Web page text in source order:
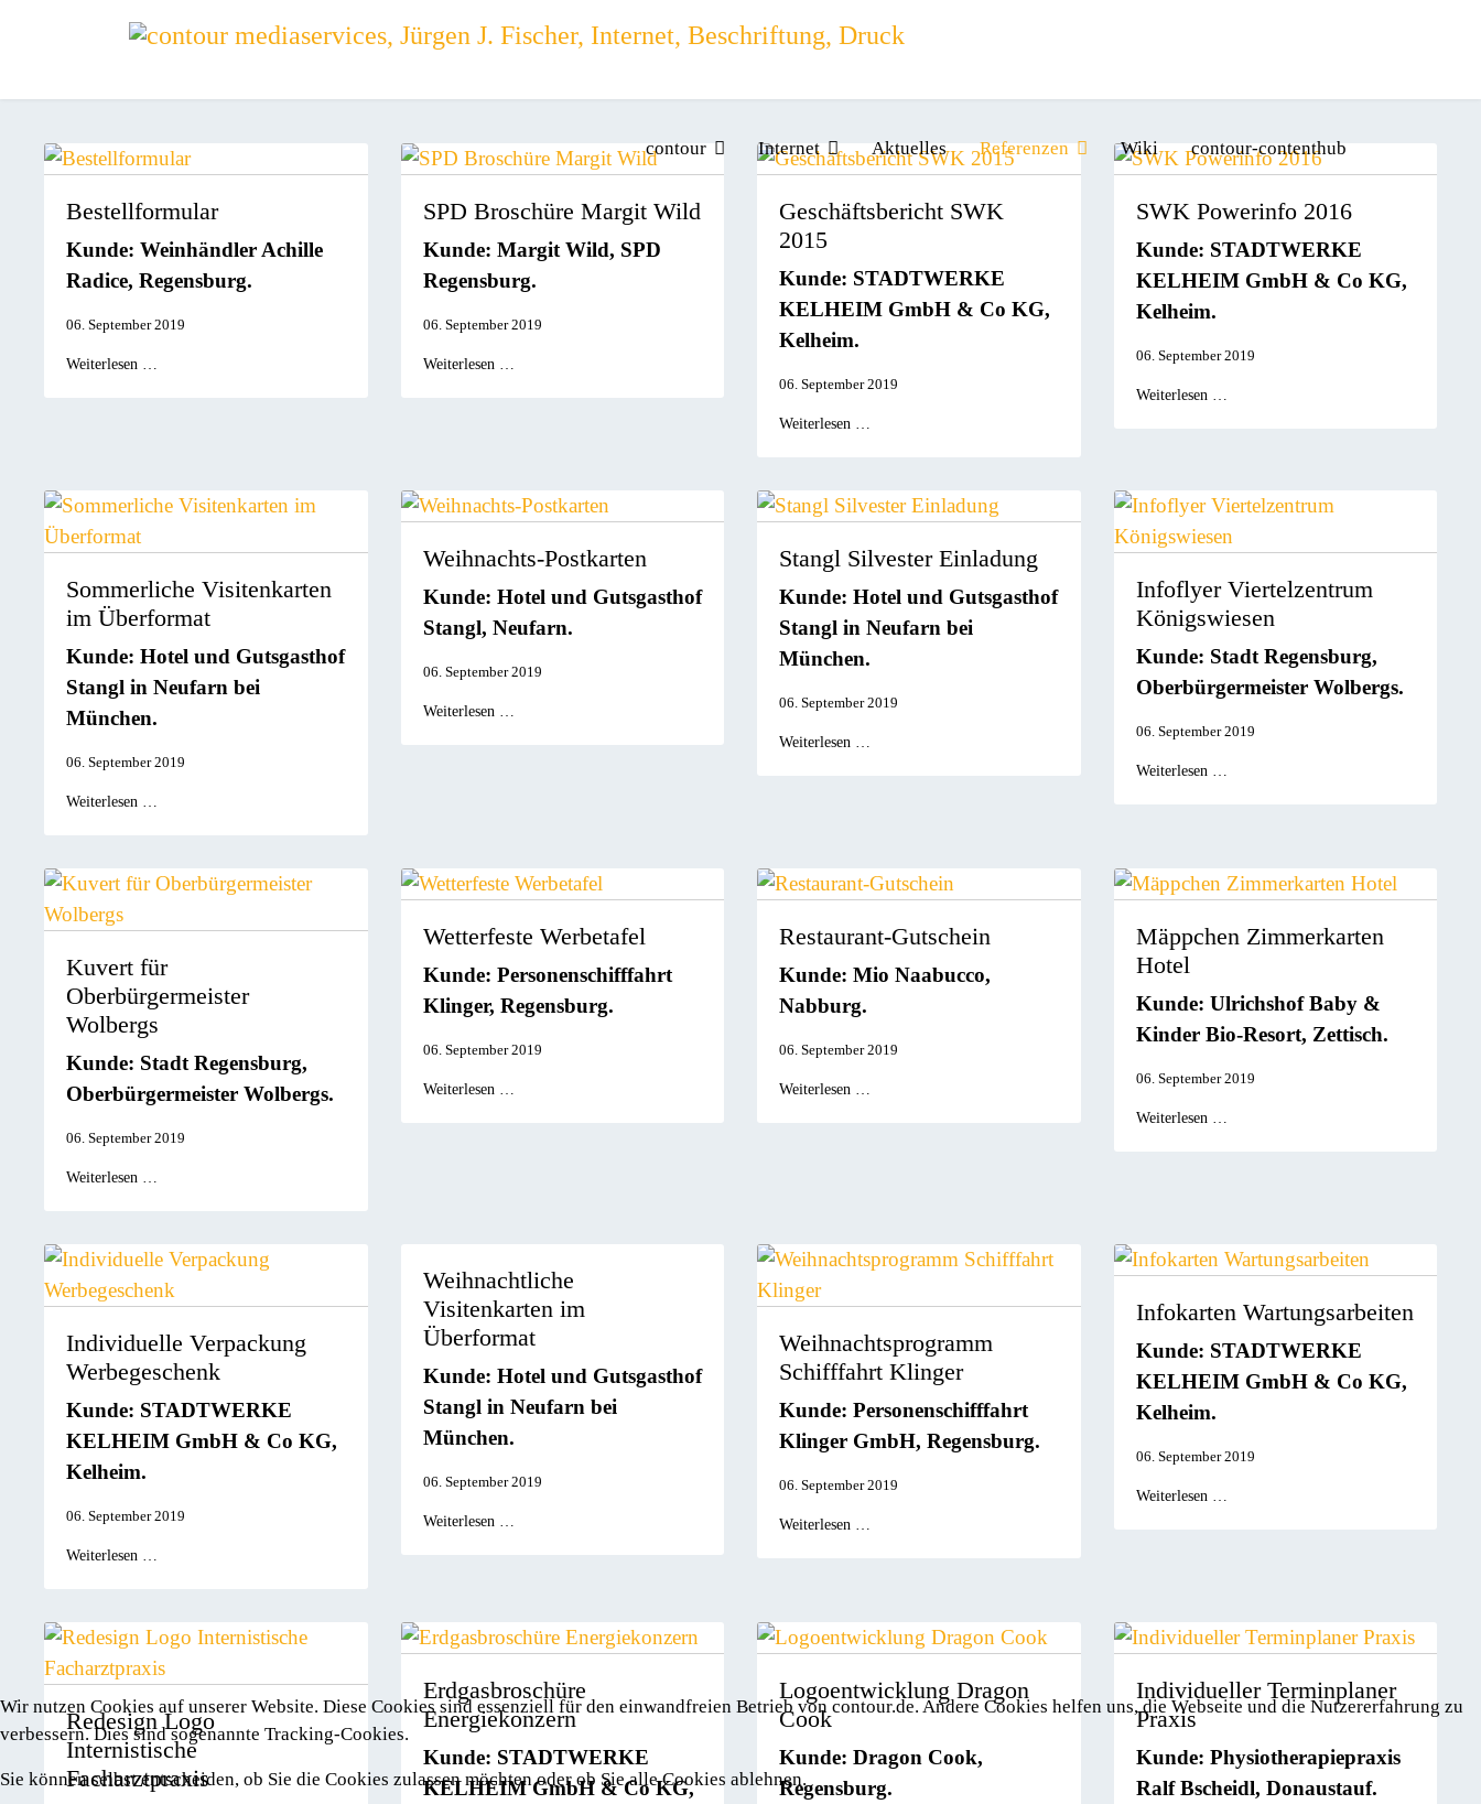
contour Internet Aktuelles Referenzen Wiki contour-contenthub
Bestellformular
Kunde: Weinhändler Achille
Radice, Regensburg.
06. September 2019
Weiterlesen …
SPD Broschüre Margit Wild
Kunde: Margit Wild, SPD
Regensburg.
06. September 2019
Weiterlesen …
Geschäftsbericht SWK
2015
Kunde: STADTWERKE
KELHEIM GmbH & Co KG,
Kelheim.
06. September 2019
Weiterlesen …
SWK Powerinfo 2016
Kunde: STADTWERKE
KELHEIM GmbH & Co KG,
Kelheim.
06. September 2019
Weiterlesen …
Sommerliche Visitenkarten
im Überformat
Kunde: Hotel und Gutsgasthof
Stangl in Neufarn bei
München.
06. September 2019
Weiterlesen …
Weihnachts-Postkarten
Kunde: Hotel und Gutsgasthof
Stangl, Neufarn.
06. September 2019
Weiterlesen …
Stangl Silvester Einladung
Kunde: Hotel und Gutsgasthof
Stangl in Neufarn bei
München.
06. September 2019
Weiterlesen …
Infoflyer Viertelzentrum
Königswiesen
Kunde: Stadt Regensburg,
Oberbürgermeister Wolbergs.
06. September 2019
Weiterlesen …
Kuvert für
Oberbürgermeister
Wolbergs
Kunde: Stadt Regensburg,
Oberbürgermeister Wolbergs.
06. September 2019
Weiterlesen …
Wetterfeste Werbetafel
Kunde: Personenschifffahrt
Klinger, Regensburg.
06. September 2019
Weiterlesen …
Restaurant-Gutschein
Kunde: Mio Naabucco,
Nabburg.
06. September 2019
Weiterlesen …
Mäppchen Zimmerkarten
Hotel
Kunde: Ulrichshof Baby &
Kinder Bio-Resort, Zettisch.
06. September 2019
Weiterlesen …
Individuelle Verpackung
Werbegeschenk
Kunde: STADTWERKE
KELHEIM GmbH & Co KG,
Kelheim.
06. September 2019
Weiterlesen …
Weihnachtliche
Visitenkarten im
Überformat
Kunde: Hotel und Gutsgasthof
Stangl in Neufarn bei
München.
06. September 2019
Weiterlesen …
Weihnachtsprogramm
Schifffahrt Klinger
Kunde: Personenschifffahrt
Klinger GmbH, Regensburg.
06. September 2019
Weiterlesen …
Infokarten Wartungsarbeiten
Kunde: STADTWERKE
KELHEIM GmbH & Co KG,
Kelheim.
06. September 2019
Weiterlesen …
Redesign Logo
Internistische
Facharztpraxis
Erdgasbroschüre
Energiekonzern
Kunde: STADTWERKE
KELHEIM GmbH & Co KG,
Logoentwicklung Dragon
Cook
Kunde: Dragon Cook,
Regensburg.
Individueller Terminplaner
Praxis
Kunde: Physiotherapiepraxis
Ralf Bscheidl, Donaustauf.
Wir nutzen Cookies auf unserer Website. Diese Cookies sind essenziell für den einwandfreien Betrieb von contour.de. Andere Cookies helfen uns, die Webseite und die Nutzererfahrung zu
verbessern. Dies sind sogenannte Tracking-Cookies.
Sie können selbst entscheiden, ob Sie die Cookies zulassen möchten oder ob Sie alle Cookies ablehnen.